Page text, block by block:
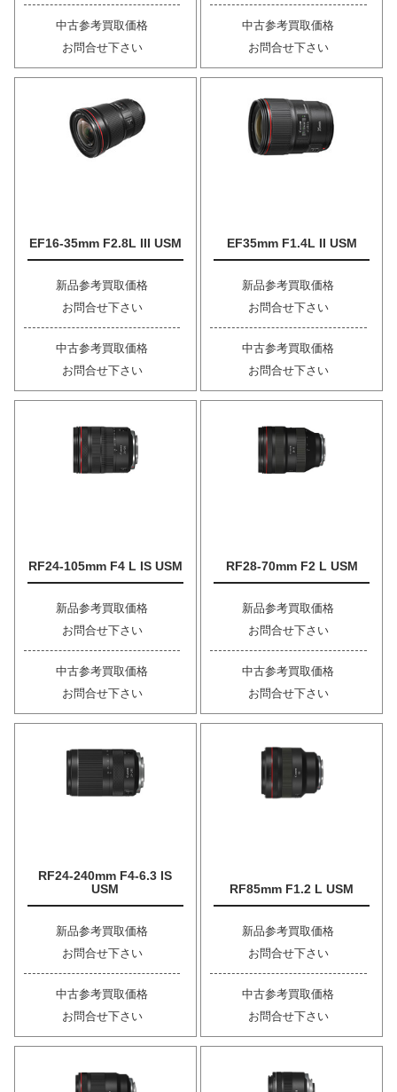
中古参考買取価格
お問合せ下さい
中古参考買取価格
お問合せ下さい
EF16-35mm F2.8L III USM
新品参考買取価格
お問合せ下さい
中古参考買取価格
お問合せ下さい
EF35mm F1.4L II USM
新品参考買取価格
お問合せ下さい
中古参考買取価格
お問合せ下さい
RF24-105mm F4 L IS USM
新品参考買取価格
お問合せ下さい
中古参考買取価格
お問合せ下さい
RF28-70mm F2 L USM
新品参考買取価格
お問合せ下さい
中古参考買取価格
お問合せ下さい
RF24-240mm F4-6.3 IS
USM
新品参考買取価格
お問合せ下さい
中古参考買取価格
お問合せ下さい
RF85mm F1.2 L USM
新品参考買取価格
お問合せ下さい
中古参考買取価格
お問合せ下さい